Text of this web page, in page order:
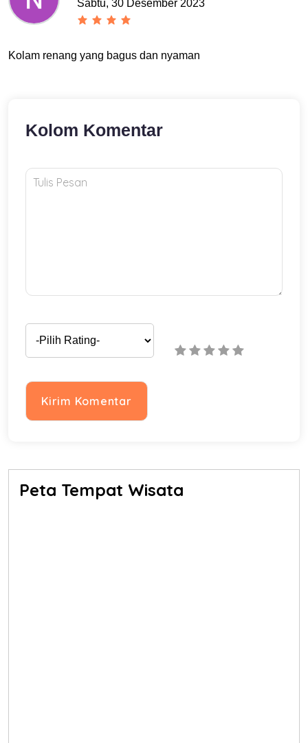
Sabtu, 30 Desember 2023
Kolam renang yang bagus dan nyaman
Kolom Komentar
Peta Tempat Wisata